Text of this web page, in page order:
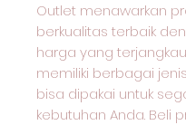
Outlet menawarkan
berkualitas terbaik
harga yang
memiliki berbagai
bisa dipakai untuk
kebutuhan Anda. Beli